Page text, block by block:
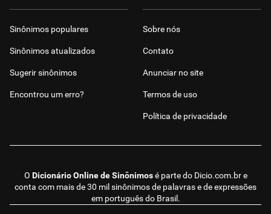
O Dicionário Online de Sinônimosé parte do Dicio.com.bre
conta com mais de 30 mil sinônimos de palavras e de expressões
em português do Brasil.
Sinônimos populares
Sinônimos atualizados
Sugerir sinônimos
Encontrou um erro?
Sobre nós
Contato
Anunciar no site
Termos de uso
Política de privacidade